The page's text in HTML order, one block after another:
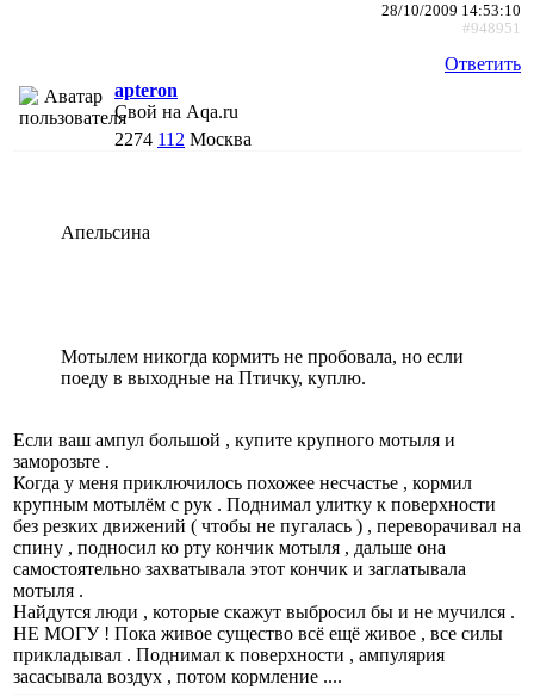
28/10/2009 14:53:10
#948951
Ответить
apteron
Свой на Aqa.ru
2274 112 Москва
Апельсина
Мотылем никогда кормить не пробовала, но если
поеду в выходные на Птичку, куплю.
Если ваш ампул большой , купите крупного мотыля и
заморозьте .
Когда у меня приключилось похожее несчастье , кормил
крупным мотылём с рук . Поднимал улитку к поверхности
без резких движений ( чтобы не пугалась ) , переворачивал на
спину , подносил ко рту кончик мотыля , дальше она
самостоятельно захватывала этот кончик и заглатывала
мотыля .
Найдутся люди , которые скажут выбросил бы и не мучился .
НЕ МОГУ ! Пока живое существо всё ещё живое , все силы
прикладывал . Поднимал к поверхности , ампулярия
засасывала воздух , потом кормление ....